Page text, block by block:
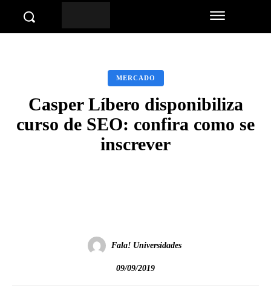
MERCADO
Casper Líbero disponibiliza
curso de SEO: confira como se
inscrever
Fala! Universidades
09/09/2019